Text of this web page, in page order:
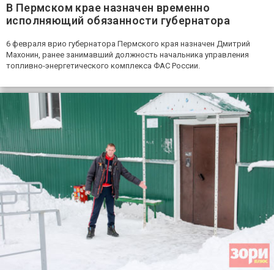
В Пермском крае назначен временно
исполняющий обязанности губернатора
6 февраля врио губернатора Пермского края назначен Дмитрий
Махонин, ранее занимавший должность начальника управления
топливно-энергетического комплекса ФАС России.